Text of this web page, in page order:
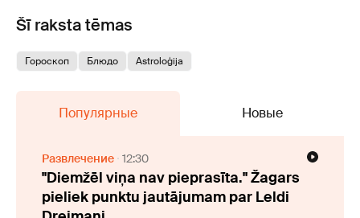
Šī raksta tēmas
Гороскоп Блюдо Astroloģija
Популярные Новые
Развлечение 12:30
"Diemžēl viņa nav pieprasīta." Žagars
pieliek punktu jautājumam par Leldi